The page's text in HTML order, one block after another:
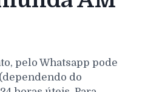
pelo Whatsapp pode
do